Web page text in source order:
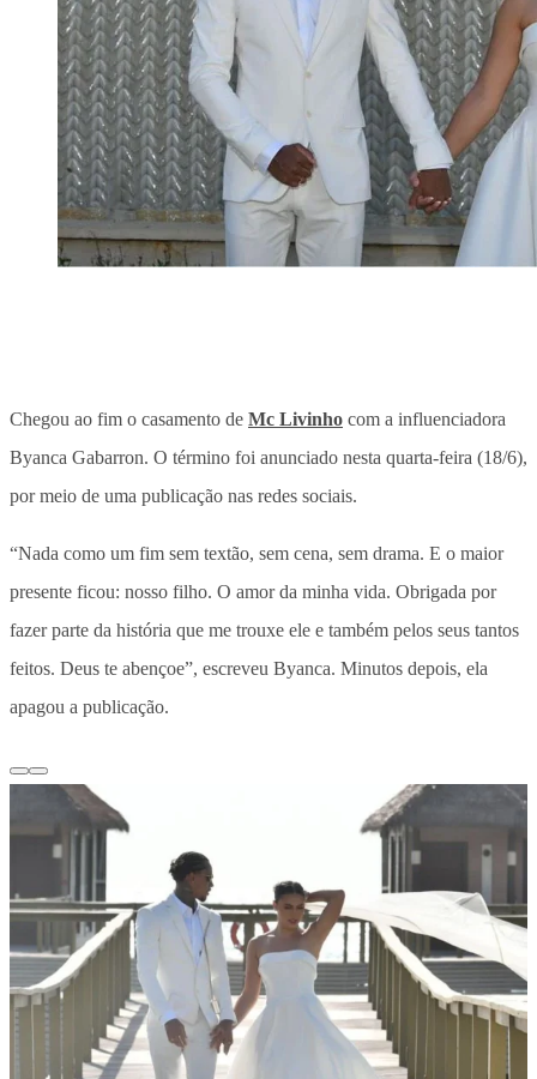
Chegou ao fim o casamento de Mc Livinho com a influenciadora
Byanca Gabarron. O término foi anunciado nesta quarta-feira (18/6),
por meio de uma publicação nas redes sociais.
“Nada como um fim sem textão, sem cena, sem drama. E o maior
presente ficou: nosso filho. O amor da minha vida. Obrigada por
fazer parte da história que me trouxe ele e também pelos seus tantos
feitos. Deus te abençoe”, escreveu Byanca. Minutos depois, ela
apagou a publicação.